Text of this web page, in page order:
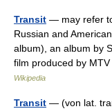
Transit — may refer
Russian and
album), an album by
film produced by
Wikipedia
Transit — (von lat.